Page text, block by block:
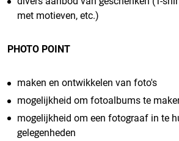
met motieven, etc.)
PHOTO POINT
maken en ontwikkelen van foto's
mogelijkheid om fotoalbums te
mogelijkheid om een fotograaf in te
gelegenheden